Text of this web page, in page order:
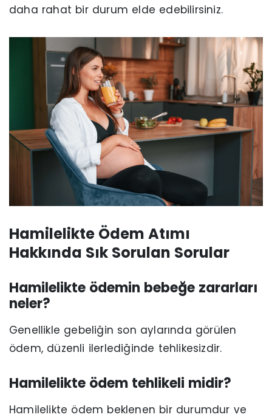
daha rahat bir durum elde edebilirsiniz.
Hamilelikte Ödem Atımı
Hakkında Sık Sorulan Sorular
Hamilelikte ödemin bebeğe zararları
neler?
Genellikle gebeliğin son aylarında görülen
ödem, düzenli ilerlediğinde tehlikesizdir.
Hamilelikte ödem tehlikeli midir?
Hamilelikte ödem beklenen bir durumdur ve